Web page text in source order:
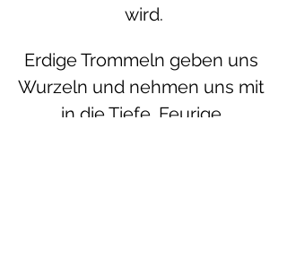
wird.
Erdige Trommeln geben uns
Wurzeln und nehmen uns mit
in die Tiefe. Feurige